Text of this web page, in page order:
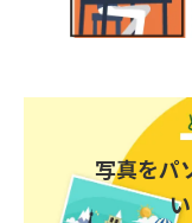
写真をパ